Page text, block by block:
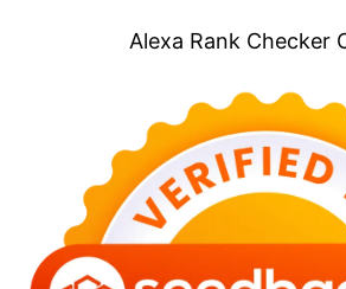
Alexa Rank Checker